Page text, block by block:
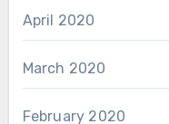
April 2020
March 2020
February 2020